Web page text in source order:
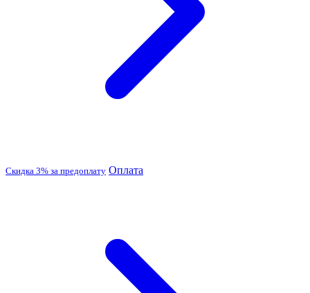
Скидка 3% за предоплату Оплата